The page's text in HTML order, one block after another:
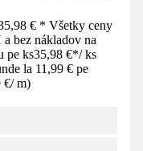
€ * Všetky ceny
bez nákladov na
pe ks35,98 €*/ ks
la 11,99 € pe
€/ m)